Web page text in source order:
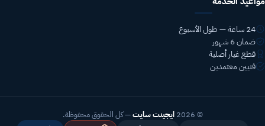
24 ساعة — طول الأسبوع
ضمان 6 شهور
قطع غيار أصلية
فنيين معتمدين
© 2026 ايجينت سايت— كل الحقوق محفوظة.